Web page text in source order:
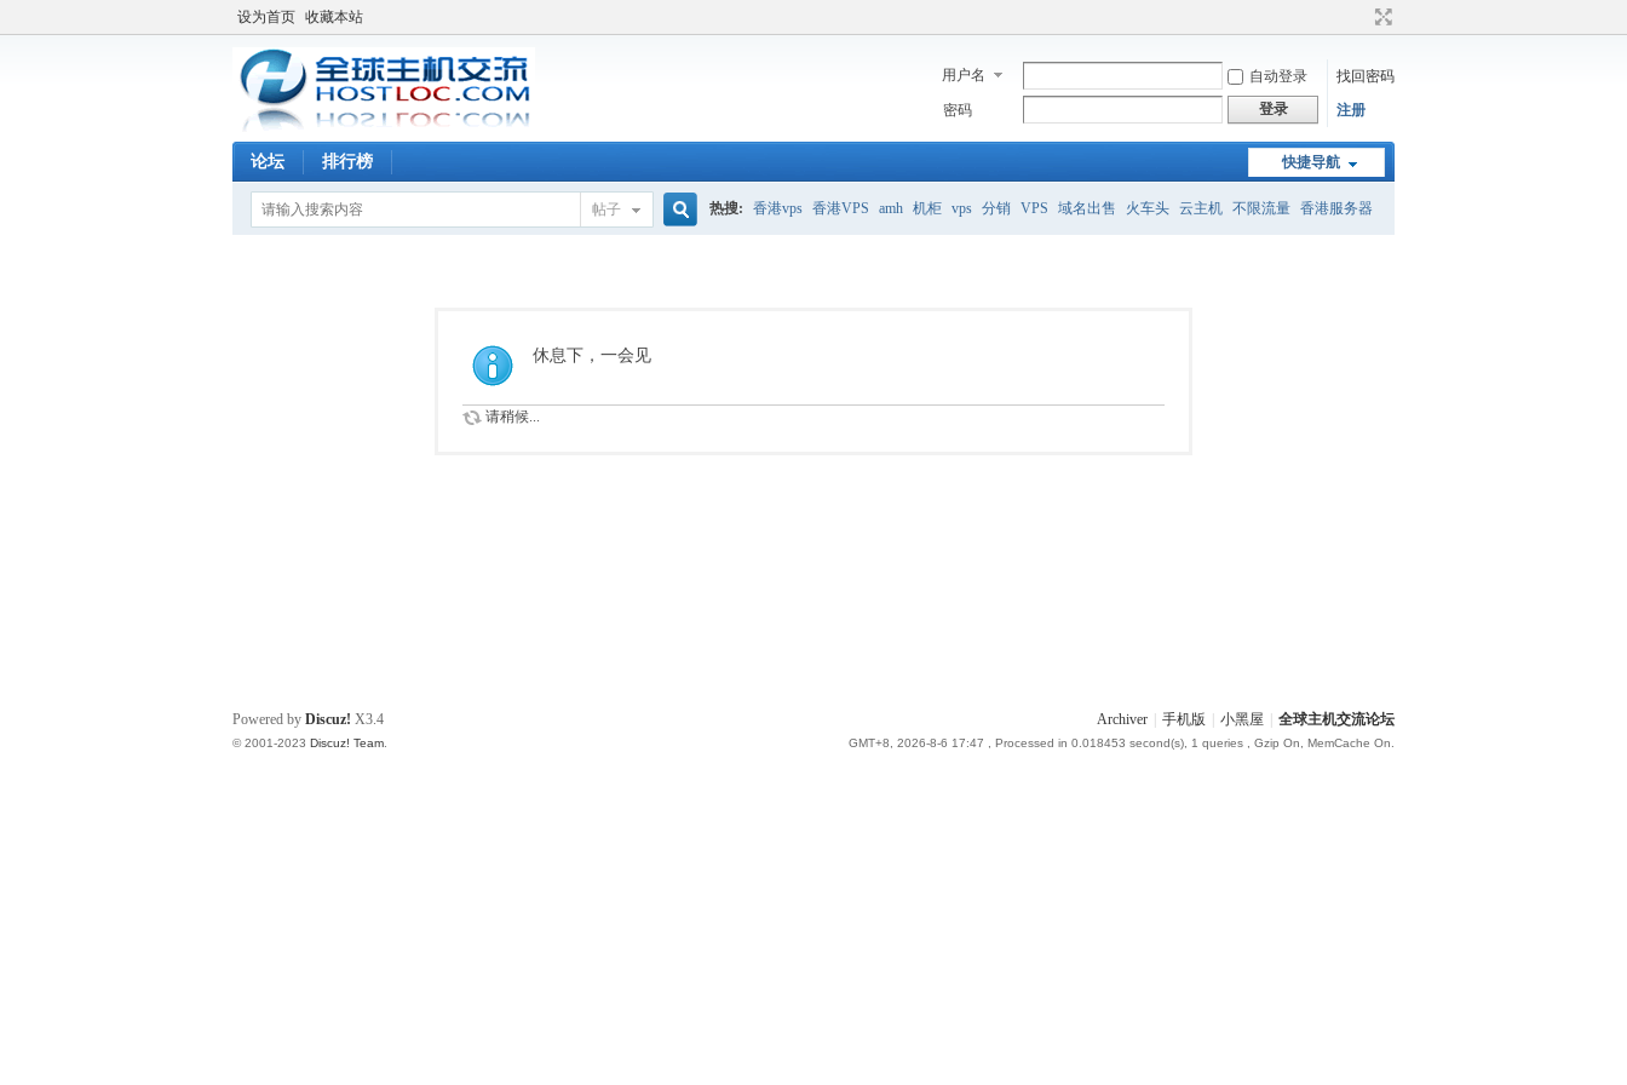
设为首页 收藏本站
用户名 自动登录
找回密码
密码
登录 注册
快捷导航
论坛 排行榜
帖子 热搜: 香港vps 香港VPS amh 机柜 vps 分销 VPS 域名出售 火车头 云主机 不限流量 香港服务器
休息下，一会见
请稍候...
Archiver 手机版 小黑屋 全球主机交流论坛
GMT+8, 2026-8-6 17:47 , Processed in 0.018453 second(s), 1 queries , Gzip On, MemCache On.
Powered by Discuz! X3.4
© 2001-2023 Discuz! Team